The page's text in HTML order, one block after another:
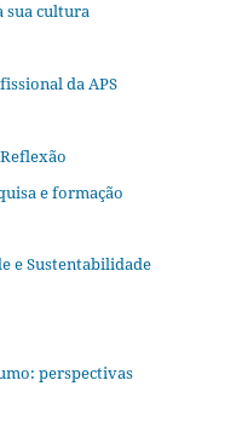
sua cultura
da APS
e formação
e Sustentabilidade
perspectivas